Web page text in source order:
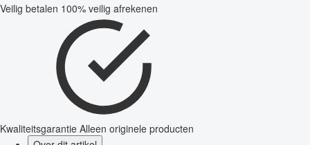
Veilig betalen 100% veilig afrekenen
Kwaliteitsgarantie Alleen originele producten